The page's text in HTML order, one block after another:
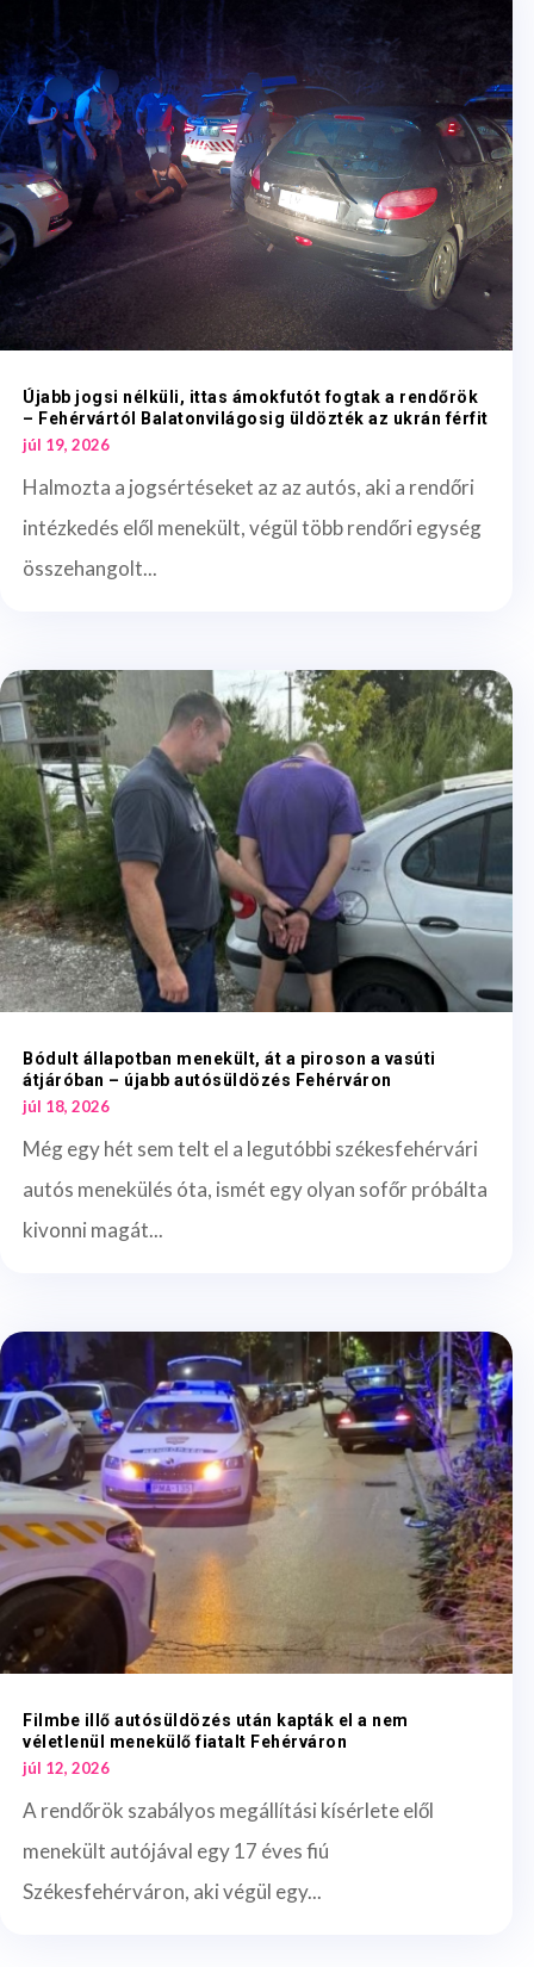
Újabb jogsi nélküli, ittas ámokfutót fogtak a rendőrök
– Fehérvártól Balatonvilágosig üldözték az ukrán férfit
júl 19, 2026
Halmozta a jogsértéseket az az autós, aki a rendőri
intézkedés elől menekült, végül több rendőri egység
összehangolt...
Bódult állapotban menekült, át a piroson a vasúti
átjáróban – újabb autósüldözés Fehérváron
júl 18, 2026
Még egy hét sem telt el a legutóbbi székesfehérvári
autós menekülés óta, ismét egy olyan sofőr próbálta
kivonni magát...
Filmbe illő autósüldözés után kapták el a nem
véletlenül menekülő fiatalt Fehérváron
júl 12, 2026
A rendőrök szabályos megállítási kísérlete elől
menekült autójával egy 17 éves fiú
Székesfehérváron, aki végül egy...